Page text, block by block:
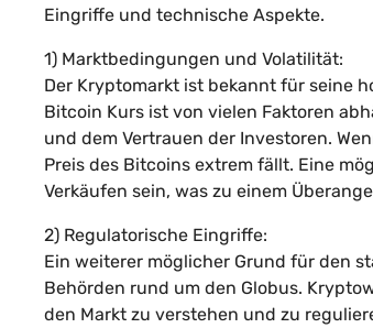
Eingriffe und technische Aspekte.
1) Marktbedingungen und Volatilität:
Der Kryptomarkt ist bekannt für seine
Bitcoin Kurs ist von vielen Faktoren
und dem Vertrauen der Investoren.
Preis des Bitcoins extrem fällt. Eine
Verkäufen sein, was zu einem
2) Regulatorische Eingriffe:
Ein weiterer möglicher Grund für den
Behörden rund um den Globus.
den Markt zu verstehen und zu